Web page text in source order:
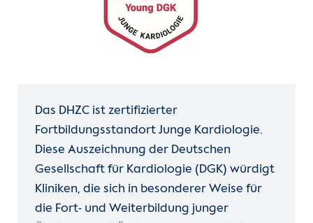
Das DHZC ist zertifizierter
Fortbildungsstandort Junge Kardiologie.
Diese Auszeichnung der Deutschen
Gesellschaft für Kardiologie (DGK) würdigt
Kliniken, die sich in besonderer Weise für
die Fort- und Weiterbildung junger